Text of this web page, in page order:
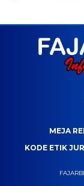
MEJA
KODE ETIK